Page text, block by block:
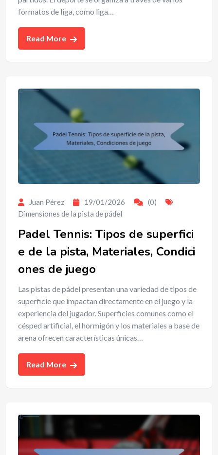
formatos de liga, como liga…
Read More
Juan Pérez 19/01/2026
(0)
Dimensiones de la pista de pádel
Padel Tennis: Tipos de superfici
e de la pista, Materiales, Condici
ones de juego
Las pistas de pádel presentan una variedad de tipos de
superficie que impactan directamente en el juego y la
experiencia del jugador. Superficies comunes como el
césped artificial, el hormigón y los materiales a base de
arena ofrecen características únicas…
Read More